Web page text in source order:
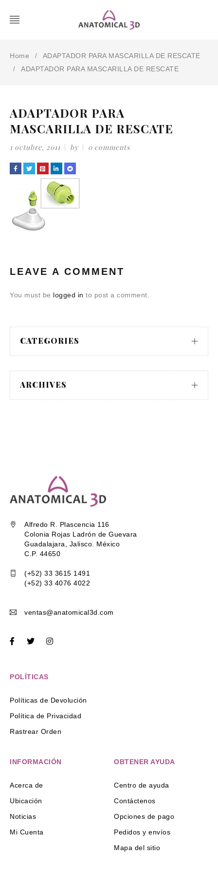
Home / ADAPTADOR PARA MASCARILLA DE RESCATE
/ ADAPTADOR PARA MASCARILLA DE RESCATE
ADAPTADOR PARA
MASCARILLA DE RESCATE
1 octubre, 2011 by 0 comments
LEAVE A COMMENT
You must be logged in to post a comment.
CATEGORIES
ARCHIVES
Alfredo R. Plascencia 116
Colonia Rojas Ladrón de Guevara
Guadalajara, Jalisco. México
C.P. 44650
(+52) 33 3615 1491
(+52) 33 4076 4022
ventas@anatomical3d.com
POLÍTICAS
Políticas de Devolución
Política de Privacidad
Rastrear Orden
INFORMACIÓN
Acerca de
Ubicación
Noticias
Mi Cuenta
OBTENER AYUDA
Centro de ayuda
Contáctenos
Opciones de pago
Pedidos y envíos
Mapa del sitio